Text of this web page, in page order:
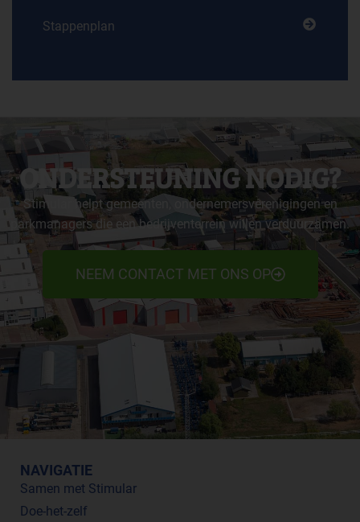
Stappenplan
ONDERSTEUNING NODIG?
Stimular helpt gemeenten, ondernemersverenigingen en
parkmanagers die een bedrijventerrein willen verduurzamen.
NEEM CONTACT MET ONS OP
NAVIGATIE
Samen met Stimular
Doe-het-zelf